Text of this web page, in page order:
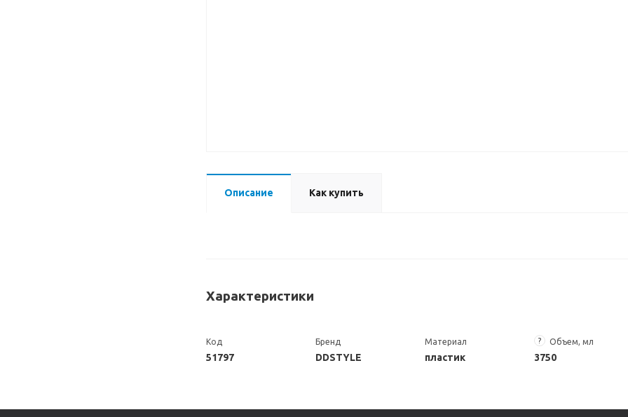
Описание Как купить
Характеристики
Код
51797
Бренд
DDSTYLE
Материал
пластик
? Объем, мл
3750